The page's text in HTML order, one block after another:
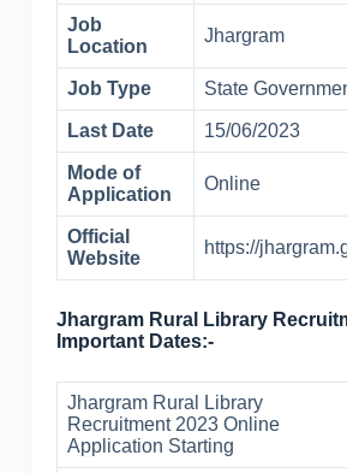
Job
Location
Jhargram
Job Type State
Last Date 15/06/2023
Mode of
Application
Online
Official
Website
https://
Jhargram Rural Library
Important Dates:-
Jhargram Rural Library
Recruitment 2023 Online
Application Starting